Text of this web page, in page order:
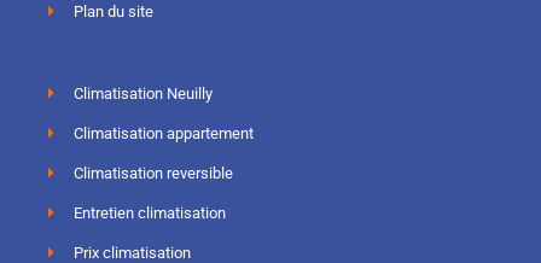
Plan du site
Climatisation Neuilly
Climatisation appartement
Climatisation reversible
Entretien climatisation
Prix climatisation